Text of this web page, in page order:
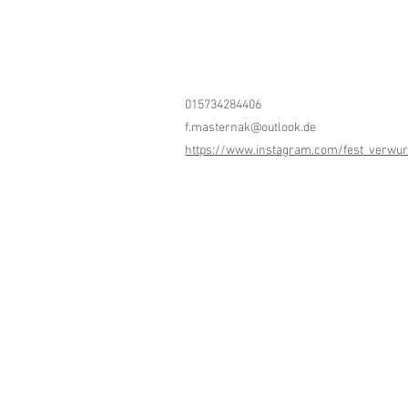
015734284406
f.masternak@outlook.de
https://www.instagram.com/